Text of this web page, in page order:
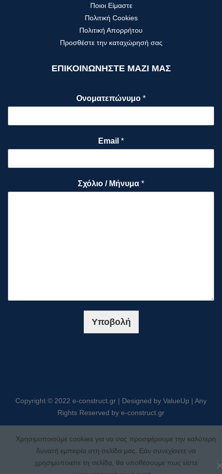
Ποιοι Είμαστε
Πολιτική Cookies
Πολιτική Απορρήτου
Προσθέστε την καταχώρησή σας
ΕΠΙΚΟΙΝΩΝΗΣΤΕ ΜΑΖΙ ΜΑΣ
Ονοματεπώνυμο *
Email *
Σχόλιο / Μήνυμα *
Υποβολή
Copyright © 2022 e-construct.gr | Designed by ValueUp | Any
Rights Reserved by e-construct.gr
Χρησιμοποιούμε cookies για να σας προσφέρουμε την καλύτερη
δυνατή εμπειρία στη σελίδα μας. Εάν συνεχίσετε να
χρησιμοποιείτε τη σελίδα, θα υποθέσουμε πως είστε